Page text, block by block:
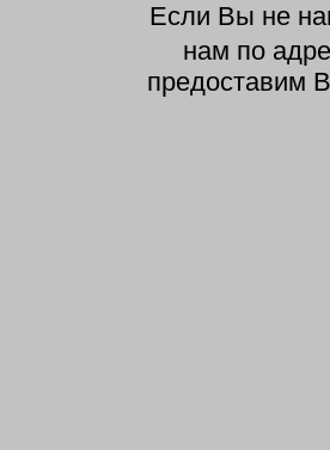
Если Вы не
нам по
предоставим